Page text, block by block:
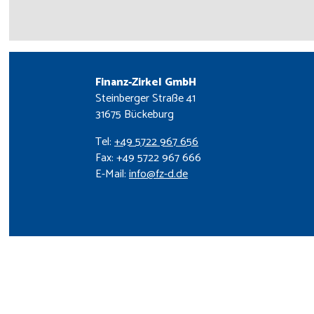
Finanz-Zirkel GmbH
Steinberger Straße 41
31675 Bückeburg
Tel:+49 5722 967 656
Fax: +49 5722 967 666
E-Mail:info@fz-d.de